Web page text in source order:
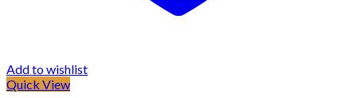
Add to wishlist
Quick View